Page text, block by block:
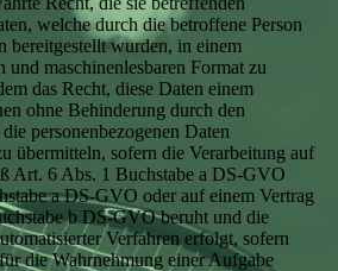
welche durch die betroffene Person
bereitgestellt wurden, in einem
und maschinenlesbaren Format zu
das Recht, diese Daten einem
ohne Behinderung durch den
personenbezogenen Daten
übermitteln, sofern die Verarbeitung auf
Art. 6 Abs. 1 Buchstabe a DS-GVO
a DS-GVO oder auf einem Vertrag
b DS-GVO beruht und die
Verfahren erfolgt, sofern
die Wahrnehmung einer Aufgabe